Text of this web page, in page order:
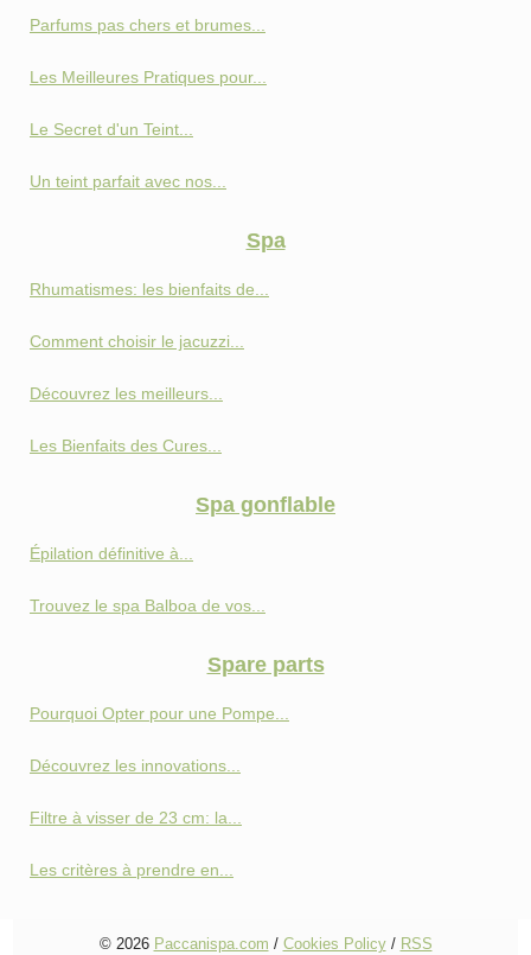
Parfums pas chers et brumes...
Les Meilleures Pratiques pour...
Le Secret d'un Teint...
Un teint parfait avec nos...
Spa
Rhumatismes: les bienfaits de...
Comment choisir le jacuzzi...
Découvrez les meilleurs...
Les Bienfaits des Cures...
Spa gonflable
Épilation définitive à...
Trouvez le spa Balboa de vos...
Spare parts
Pourquoi Opter pour une Pompe...
Découvrez les innovations...
Filtre à visser de 23 cm: la...
Les critères à prendre en...
© 2026 Paccanispa.com / Cookies Policy/ RSS